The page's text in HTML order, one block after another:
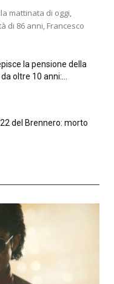
mattinata di oggi,
di 86 anni, Francesco
la pensione della
oltre 10 anni:...
del Brennero: morto